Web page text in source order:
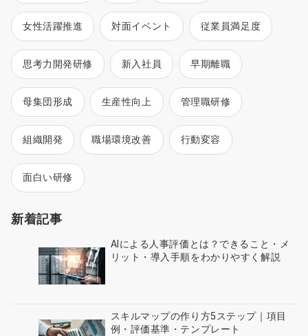
女性活躍推進 対面イベント 従業員満足度
思考力開発研修 新入社員 早期離職
母集団形成 生産性向上 管理職研修
組織開発 職場環境改善 行動変容
面白い研修
新着記事
AIによる人事評価とは？できること・メ
リット・導入手順をわかりやすく解説
スキルマップの作り方5ステップ｜項目
例・評価基準・テンプレート